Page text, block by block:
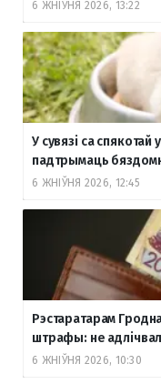
6 ЖНІЎНЯ 2026, 13:22
У сувязі са
падтрымаць
6 ЖНІЎНЯ 2026, 12:45
Рэстаратарам
штрафы: не
6 ЖНІЎНЯ 2026, 10:30